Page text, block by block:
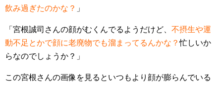
飲み過ぎたのかな？ 」
「宮根誠司さんの顔がむくんでるようだけど、 不摂生や運
動不足とかで顔に老廃物でも溜まってるんかな？忙しいか
らなのでしょうか？」
この宮根さんの画像を見るといつもより顔が膨らんでいる